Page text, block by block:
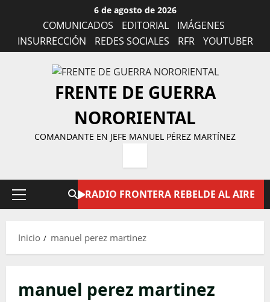
contenido
6 de agosto de 2026
COMUNICADOS EDITORIAL
IMÁGENES
INSURRECCIÓN
REDES SOCIALES RFR YOUTUBER
FRENTE DE GUERRA
NORORIENTAL
COMANDANTE EN JEFE MANUEL PÉREZ MARTÍNEZ
Menú
RADIO FRONTERA REBELDE AL AIRE
Inicio manuel perez martinez
manuel perez martinez